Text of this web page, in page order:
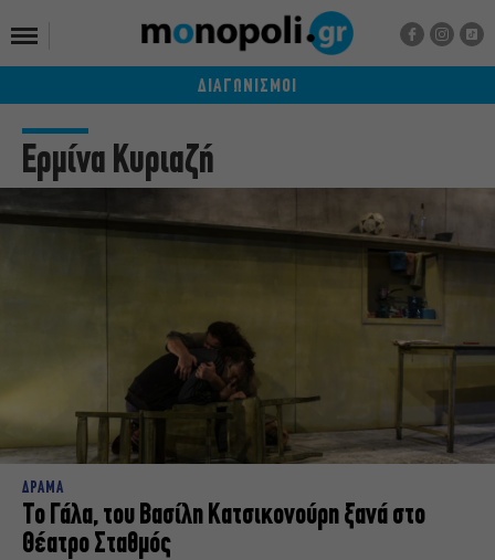
ΔΙΑΓΩΝΙΣΜΟΙ
Ερμίνα Κυριαζή
ΔΡΑΜΑ
Το Γάλα, του Βασίλη Κατσικονούρη ξανά στο
Θέατρο Σταθμός